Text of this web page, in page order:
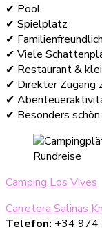
✔ Pool
✔ Spielplatz
✔
✔ Viele
✔ Restaurant &
✔ Direkter Zugang
✔
✔ Besonders
Camping Los Vives
Carretera Salinas
Telefon: +34 974